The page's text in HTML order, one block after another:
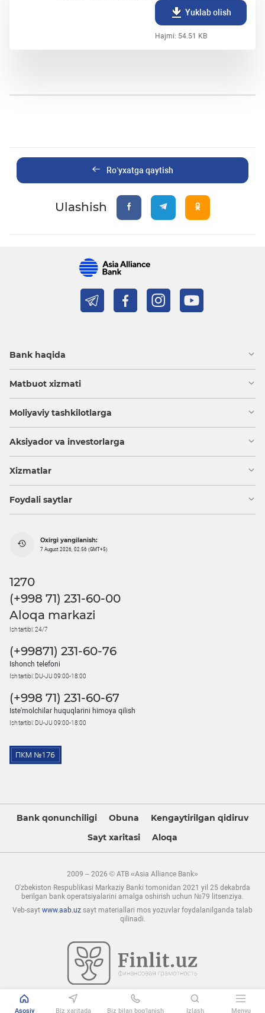
Yuklab olish
Hajmi: 54.51 KB
Ro’yxatga qaytish
Ulashish
Bank haqida
Matbuot xizmati
Moliyaviy tashkilotlarga
Aksiyador va investorlarga
Xizmatlar
Foydali saytlar
Oxirgi yangilanish:
7 August 2026, 02:56 (GMT+5)
1270
(+998 71) 231-60-00
Aloqa markazi
Ish tartibi: 24/7
(+99871) 231-60-76
Ishonch telefoni
Ish tartibi: DU-JU 09:00-18:00
(+998 71) 231-60-67
Iste'molchilar huquqlarini himoya qilish
Ish tartibi: DU-JU 09:00-18:00
Bank qonunchiligi Obuna
Kengaytirilgan qidiruv
Sayt xaritasi
Aloqa
2009 – 2026 © ATB «Asia Alliance Bank»
O'zbekiston Respublikasi Markaziy Banki tomonidan 2021 yil 25 dekabrda
berilgan bank operatsiyalarini amalga oshirish uchun №79 litsenziya.
Veb-sayt www.aab.uz sayt materiallari mos yozuvlar foydalanilganda talab
qilinadi.
Asosiy Biz xaritada Biz bilan bog’lanish Izlash Menyu